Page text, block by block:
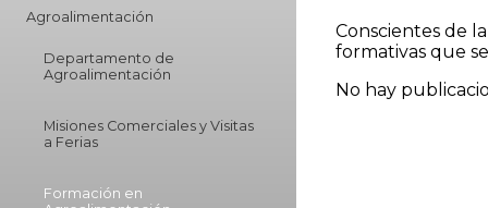
Agroalimentación
Departamento de
Agroalimentación
Misiones Comerciales y Visitas
a Ferias
Formación en
Conscientes de
formativas que
No hay